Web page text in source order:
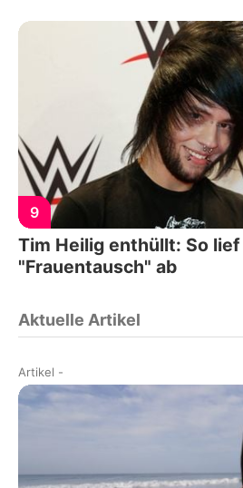
9
Tim Heilig enthüllt: So
"Frauentausch" ab
Aktuelle Artikel
Artikel -